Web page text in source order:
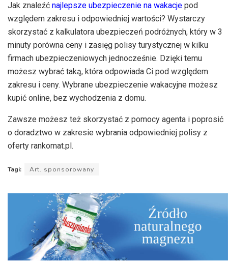
Jak znaleźć najlepsze ubezpieczenie na wakacje pod
względem zakresu i odpowiedniej wartości? Wystarczy
skorzystać z kalkulatora ubezpieczeń podróżnych, który w 3
minuty porówna ceny i zasięg polisy turystycznej w kilku
firmach ubezpieczeniowych jednocześnie. Dzięki temu
możesz wybrać taką, która odpowiada Ci pod względem
zakresu i ceny. Wybrane ubezpieczenie wakacyjne możesz
kupić online, bez wychodzenia z domu.
Zawsze możesz też skorzystać z pomocy agenta i poprosić
o doradztwo w zakresie wybrania odpowiedniej polisy z
oferty rankomat.pl.
Tagi: Art. sponsorowany